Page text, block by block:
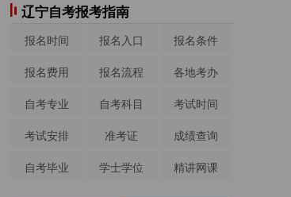
辽宁自考报考指南
报名时间 报名入口
报名条件
报名费用
报名流程
各地考办
自考专业
自考科目
考试时间
考试安排
准考证
成绩查询
自考毕业
学士学位 精讲网课